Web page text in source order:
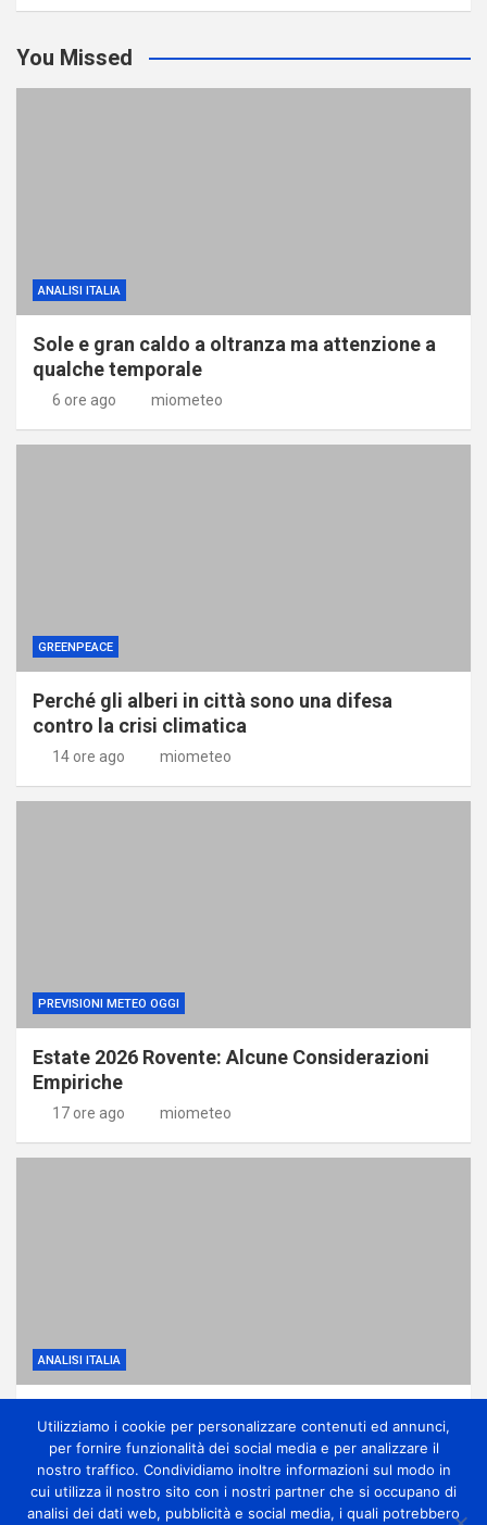
You Missed
ANALISI ITALIA
Sole e gran caldo a oltranza ma attenzione a
qualche temporale
6 ore ago miometeo
GREENPEACE
Perché gli alberi in città sono una difesa
contro la crisi climatica
14 ore ago miometeo
PREVISIONI METEO OGGI
Estate 2026 Rovente: Alcune Considerazioni
Empiriche
17 ore ago miometeo
ANALISI ITALIA
qualche temporale di calore
1 giorno ago miometeo
Utilizziamo i cookie per personalizzare contenuti ed annunci,
per fornire funzionalità dei social media e per analizzare il
nostro traffico. Condividiamo inoltre informazioni sul modo in
cui utilizza il nostro sito con i nostri partner che si occupano di
analisi dei dati web, pubblicità e social media, i quali potrebbero